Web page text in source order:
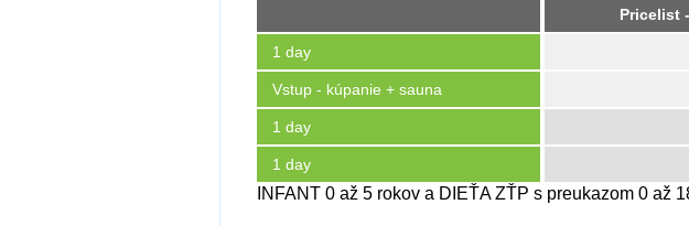
Pricelist
INFANT 0 až 5 rokov a DIEŤA ZŤP s preukazom 0 až
1 day
Vstup - kúpanie + sauna
1 day
1 day